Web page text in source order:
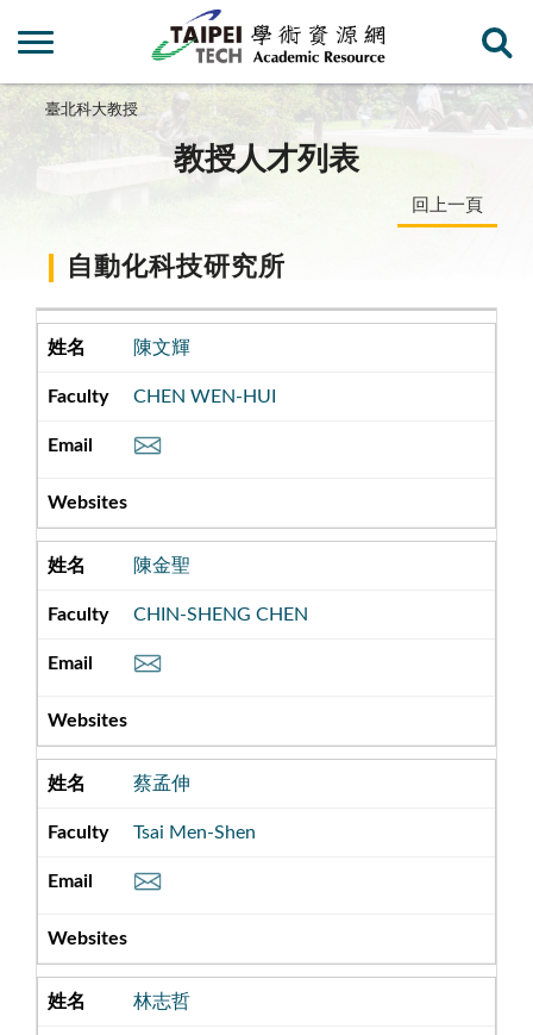
臺北科大教授
教授人才列表
回上一頁
自動化科技研究所
陳文輝
CHEN WEN-HUI
陳金聖
CHIN-SHENG CHEN
蔡孟伸
Tsai Men-Shen
林志哲